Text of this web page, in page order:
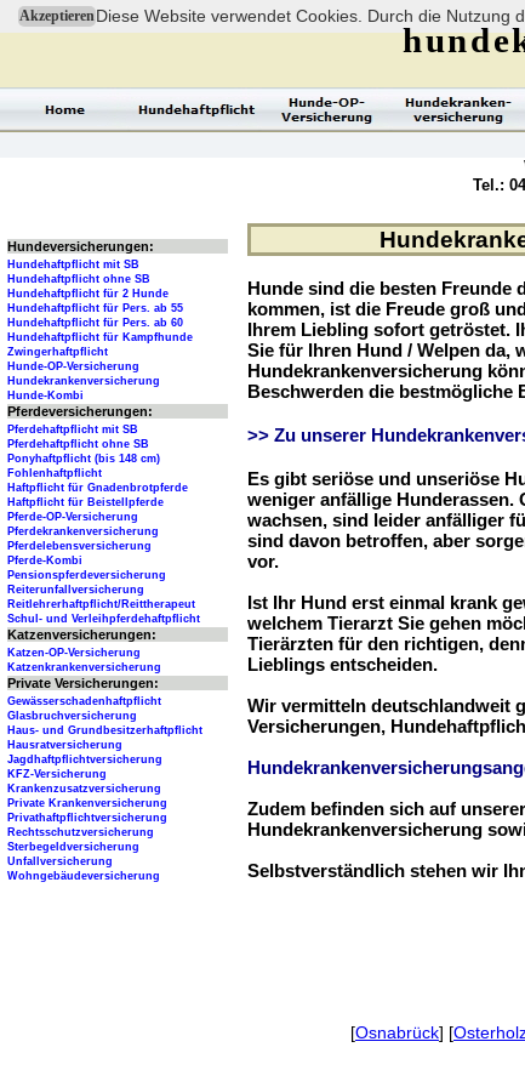
AkzeptierenDiese Website verwendet Cookies. Durch die Nutzung
Hunde sind die besten Freunde
kommen, ist die Freude groß
Ihrem Liebling sofort getröstet.
Sie für Ihren Hund / Welpen da,
Hundekrankenversicherung
Beschwerden die bestmögliche
>> Zu unserer
Es gibt seriöse und unseriöse
weniger anfällige Hunderassen.
wachsen, sind leider anfälliger
sind davon betroffen, aber
vor.
Ist Ihr Hund erst einmal krank
welchem Tierarzt Sie gehen
Tierärzten für den richtigen,
Lieblings entscheiden.
Wir vermitteln deutschlandweit
Versicherungen,
Zudem befinden sich auf
Hundekrankenversicherung
Selbstverständlich stehen wir
Hundeversicherungen:
Hundehaftpflicht mit SB
Hundehaftpflicht ohne SB
Hundehaftpflicht für 2 Hunde
Hundehaftpflicht für Pers. ab 55
Hundehaftpflicht für Pers. ab 60
Hundehaftpflicht für Kampfhunde
Zwingerhaftpflicht
Hunde-OP-Versicherung
Hundekrankenversicherung
Hunde-Kombi
Pferdeversicherungen:
Pferdehaftpflicht mit SB
Pferdehaftpflicht ohne SB
Ponyhaftpflicht (bis 148 cm)
Fohlenhaftpflicht
Haftpflicht für Gnadenbrotpferde
Haftpflicht für Beistellpferde
Pferde-OP-Versicherung
Pferdekrankenversicherung
Pferdelebensversicherung
Pferde-Kombi
Pensionspferdeversicherung
Reiterunfallversicherung
Reitlehrerhaftpflicht/Reittherapeut
Schul- und Verleihpferdehaftpflicht
Katzenversicherungen:
Katzen-OP-Versicherung
Katzenkrankenversicherung
Private Versicherungen:
Gewässerschadenhaftpflicht
Glasbruchversicherung
Haus- und Grundbesitzerhaftpflicht
Hausratversicherung
Jagdhaftpflichtversicherung
KFZ-Versicherung
Krankenzusatzversicherung
Private Krankenversicherung
Privathaftpflichtversicherung
Rechtsschutzversicherung
Sterbegeldversicherung
Unfallversicherung
Wohngebäudeversicherung
Tel.:
[Osnabrück] [